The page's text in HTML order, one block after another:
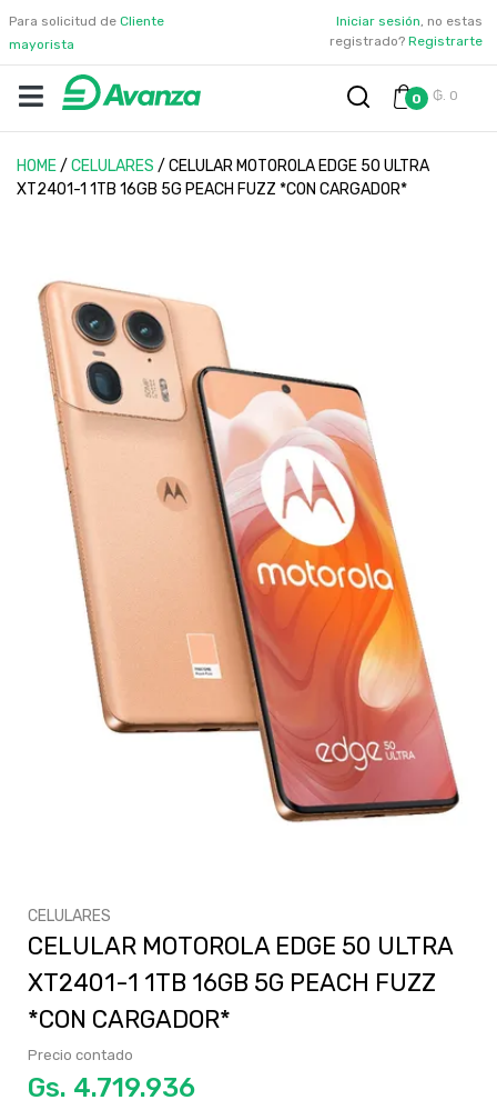
Para solicitud de Cliente
mayorista
Iniciar sesión, no estas
registrado? Registrarte
0 ₲. 0
HOME/ CELULARES / CELULAR MOTOROLA EDGE 50 ULTRA
XT2401-1 1TB 16GB 5G PEACH FUZZ *CON CARGADOR*
CELULARES
CELULAR MOTOROLA EDGE 50 ULTRA
XT2401-1 1TB 16GB 5G PEACH FUZZ
*CON CARGADOR*
Precio contado
Gs.